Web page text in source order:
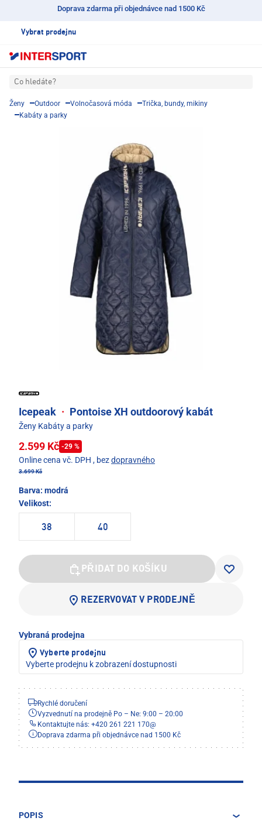
Doprava zdarma při objednávce nad 1500 Kč
Vybrat prodejnu
Co hledáte?
Ženy Outdoor Volnočasová móda
Trička, bundy, mikiny
Kabáty a parky
Icepeak · Pontoise XH outdoorový kabát
Ženy Kabáty a parky
2.599 Kč -29 %
Online cena vč. DPH , bezdopravného
3.699 Kč
Barva: modrá
Velikost:
38 40
PŘIDAT DO KOŠÍKU
REZERVOVAT V PRODEJNĚ
Vybraná prodejna
Vyberte prodejnu
Vyberte prodejnu k zobrazení dostupnosti
Rychlé doručení
Vyzvednutí na prodejně Po – Ne: 9:00 – 20:00
Kontaktujte nás: +420 261 221 170@
Doprava zdarma při objednávce nad 1500 Kč
POPIS